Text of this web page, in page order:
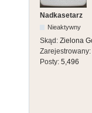
Nadkasetarz
Nieaktywny
Skąd: Zielona
Zarejestrowany:
Posty: 5,496